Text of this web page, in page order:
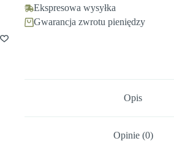
Ekspresowa wysyłka
Gwarancja zwrotu pieniędzy
Opis
Opinie (0)